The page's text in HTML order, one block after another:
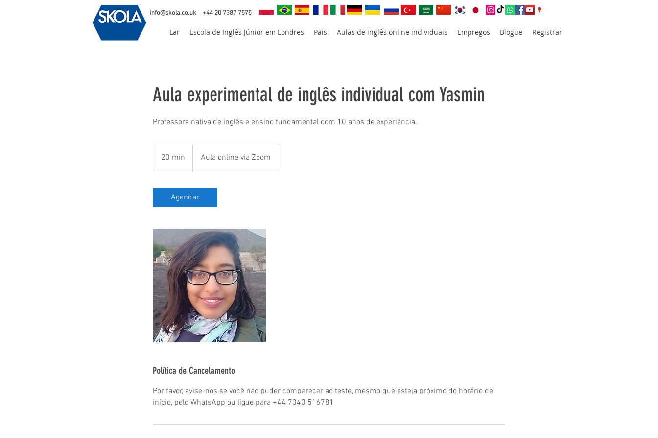
Lar Escola de Inglês Júnior em Londres Pais Aulas de inglês online individuais Empregos Blogue Registrar
info@skola.co.uk +44 20 7387 7575
Aula experimental de inglês individual com Yasmin
Professora nativa de inglês e ensino fundamental com 10 anos de experiência.
20 min
0
i
n
Aula online via Zoom
Agendar
Política de Cancelamento
Por favor, avise-nos se você não puder comparecer ao teste, mesmo que esteja próximo do horário de
início, pelo WhatsApp ou ligue para +44 7340 516781